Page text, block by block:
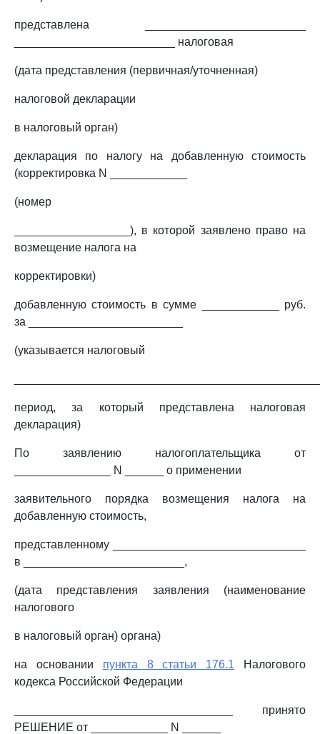
представлена _________________________
_________________________ налоговая
(дата представления (первичная/уточненная)
налоговой декларации
в налоговый орган)
декларация по налогу на добавленную стоимость
(корректировка N ____________
(номер
__________________), в которой заявлено право на
возмещение налога на
корректировки)
добавленную стоимость в сумме ____________ руб.
за ________________________
(указывается налоговый
период, за который представлена налоговая
декларация)
По заявлению налогоплательщика от
_______________ N ______ о применении
заявительного порядка возмещения налога на
добавленную стоимость,
представленному ______________________________
в _________________________,
(дата представления заявления (наименование
налогового
в налоговый орган) органа)
на основании пункта 8 статьи 176.1 Налогового
кодекса Российской Федерации
__________________________________ принято
РЕШЕНИЕ от ____________ N ______